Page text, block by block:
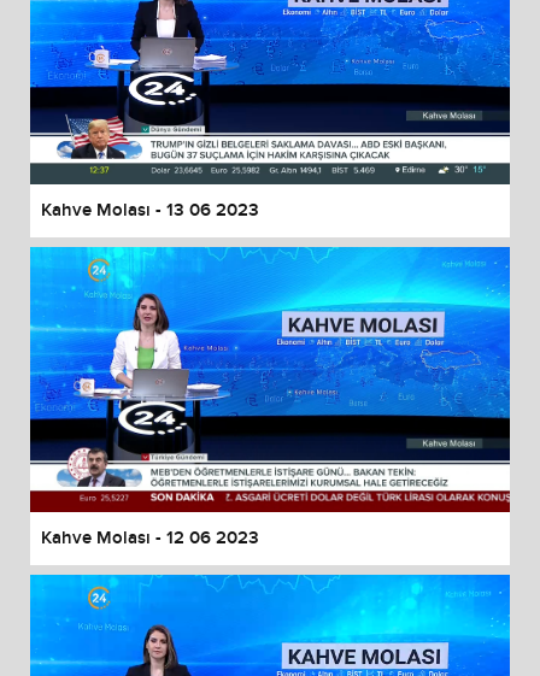
Kahve Molası - 13 06 2023
Kahve Molası - 12 06 2023